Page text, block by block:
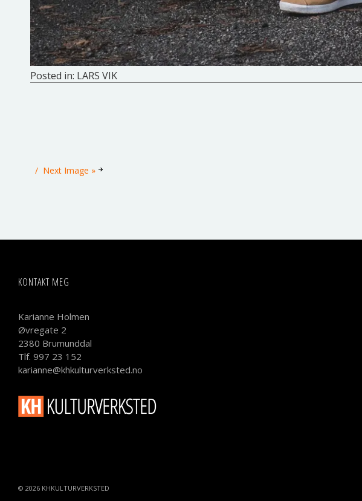
Posted in: LARS VIK
Next Image »
KONTAKT MEG
Karianne Holmen
Øvregate 2
2380 Brumunddal
Tlf. 997 23 152
karianne@khkulturverksted.no
© 2026 KHKULTURVERKSTED